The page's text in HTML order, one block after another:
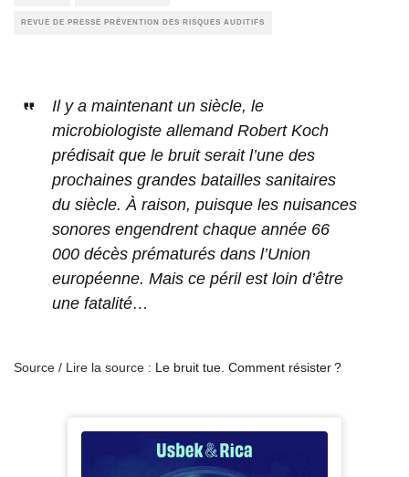
REVUE DE PRESSE PRÉVENTION DES RISQUES AUDITIFS
Il y a maintenant un siècle, le
microbiologiste allemand Robert Koch
prédisait que le bruit serait l’une des
prochaines grandes batailles sanitaires
du siècle. À raison, puisque les nuisances
sonores engendrent chaque année 66
000 décès prématurés dans l’Union
européenne. Mais ce péril est loin d’être
une fatalité…
Source / Lire la source : Le bruit tue. Comment résister ?